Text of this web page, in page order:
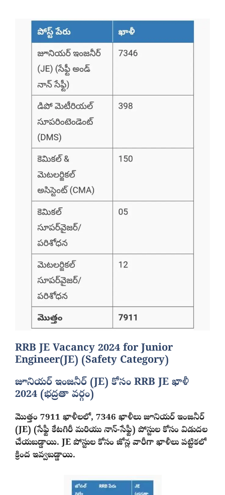
RRB JE Vacancy 2024 for Junior
Engineer(JE) (Safety Category)
జూనియర్ ఇంజనీర్ (JE) కోసం RRB JE ఖాళీ
2024 (భద్రతా వర్గం)
మొత్తం 7911 ఖాళీలలో, 7346 ఖాళీలు జూనియర్ ఇంజనీర్
(JE) (సేఫ్టీ కేటగిరీ మరియు నాన్-సేఫ్టీ) పోస్టుల కోసం విడుదల
చేయబడ్డాయి. JE పోస్టుల కోసం జోన్ల వారీగా ఖాళీలు పట్టికలో
క్రింద ఇవ్వబడ్డాయి.